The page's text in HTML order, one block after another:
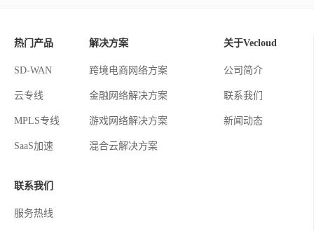
热门产品
SD-WAN
云专线
MPLS专线
SaaS加速
解决方案
跨境电商网络方案
金融网络解决方案
游戏网络解决方案
混合云解决方案
关于Vecloud
公司简介
联系我们
新闻动态
联系我们
服务热线